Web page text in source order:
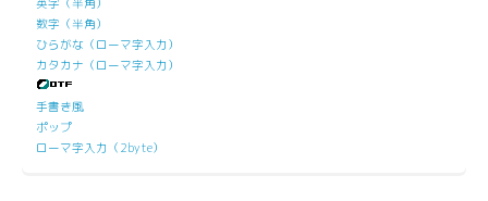
数字（半角）
ひらがな（ローマ字入力）
カタカナ（ローマ字入力）
手書き風
ポップ
ローマ字入力（2byte）